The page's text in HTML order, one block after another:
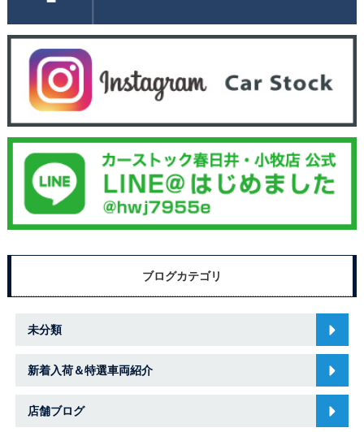
ブログカテゴリ
未分類
新着入荷＆特選車両紹介
店舗ブログ